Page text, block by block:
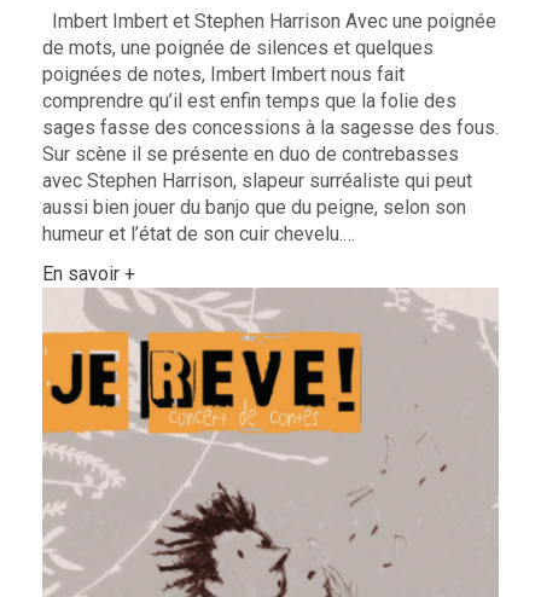
Imbert Imbert et Stephen Harrison Avec une poignée
de mots, une poignée de silences et quelques
poignées de notes, Imbert Imbert nous fait
comprendre qu’il est enfin temps que la folie des
sages fasse des concessions à la sagesse des fous.
Sur scène il se présente en duo de contrebasses
avec Stephen Harrison, slapeur surréaliste qui peut
aussi bien jouer du banjo que du peigne, selon son
humeur et l’état de son cuir chevelu.…
En savoir +